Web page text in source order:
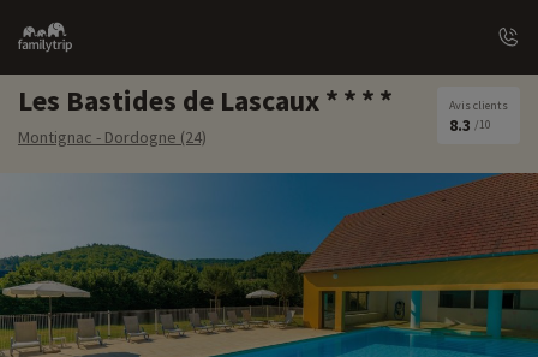
Family
trip
Les Bastides de Lascaux
Montignac - Dordogne (24)
Avis clients
8.3 /10